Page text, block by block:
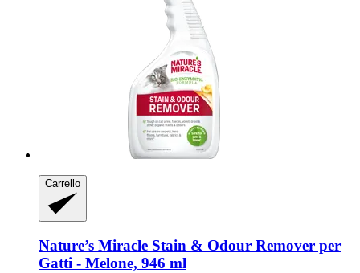
Carrello
Nature’s Miracle Stain & Odour Remover per
Gatti -​ Melone, 946 ml